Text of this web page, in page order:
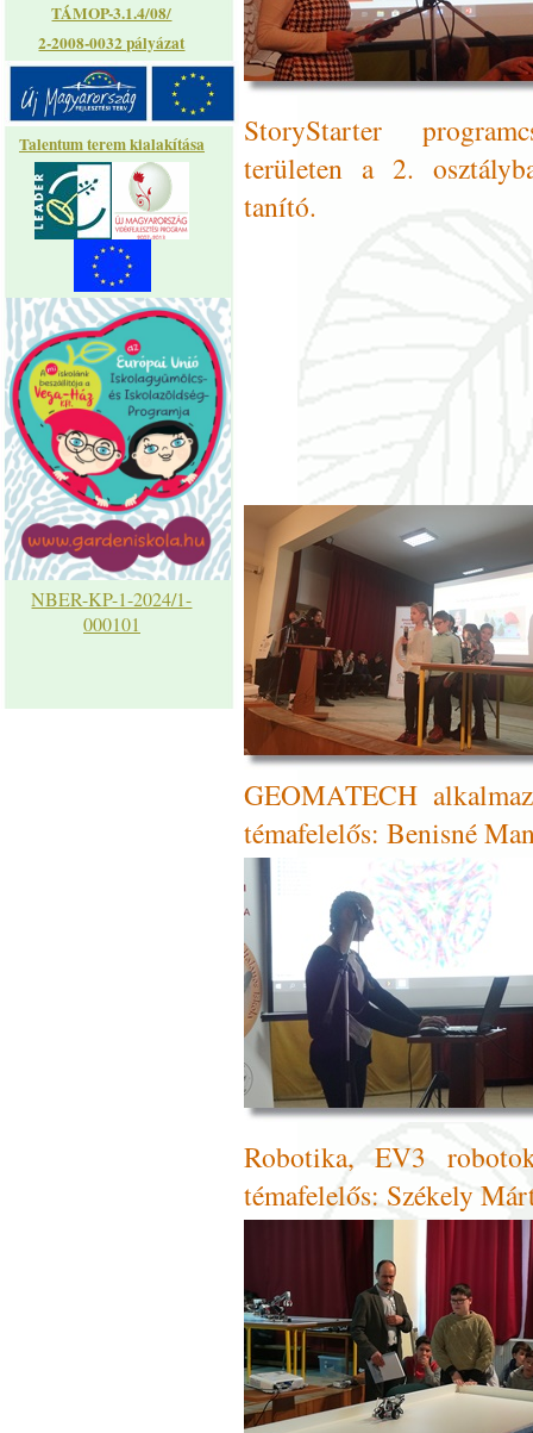
TÁMOP-3.1.4/08/
2-2008-0032 pályázat
Talentum terem kialakítása
NBER-KP-1-2024/1-
000101
StoryStarter
területen a 2.
tanító.
GEOMATECH
témafelelős: Benisné
Robotika, EV3
témafelelős: Székely